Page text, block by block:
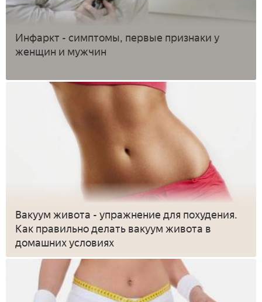
Инфаркт - симптомы, первые признаки у
женщин и мужчин
Вакуум живота - упражнение для похудения.
Как правильно делать вакуум живота в
домашних условиях